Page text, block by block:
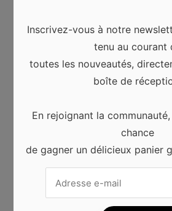
les plus beaux recoins en Belgique
géant Le long de …Read more
Les plus populaires
les moins chers ?
Inscrivez-vous à notre
tenu au courant
toutes les nouveautés,
boîte de
En rejoignant la
chance
de gagner un délicieux panier